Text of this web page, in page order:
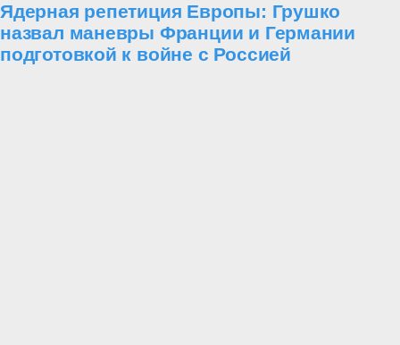
Ядерная репетиция Европы: Грушко
назвал маневры Франции и Германии
подготовкой к войне с Россией